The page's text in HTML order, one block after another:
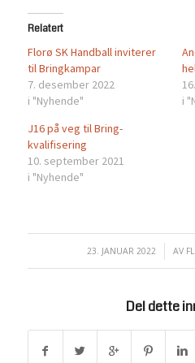
Relatert
Florø SK Handball inviterer
til Bringkampar
7. desember 2022
i "Nyhende"
i
J16 på veg til Bring-
kvalifisering
10. september 2021
i "Nyhende"
23. JANUAR 2022
/ AV
Del dette